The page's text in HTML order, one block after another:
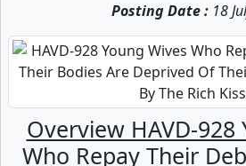
Posting Date :18
Overview HAVD-928
Who Repay Their